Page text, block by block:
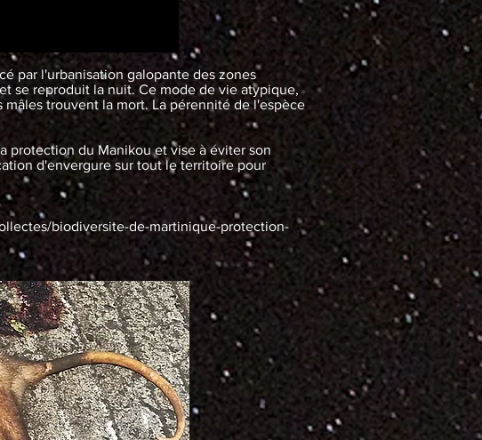
par l'urbanisation galopante des zones
se reproduit la nuit. Ce mode de vie atypique,
trouvent la mort. La pérennité de l'espèce
protection du Manikou et vise à éviter son
d'envergure sur tout le territoire pour
biodiversite-de-martinique-protection-